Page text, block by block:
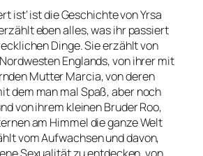
ist‘ ist die Geschichte von Yrsa
eben alles, was ihr passiert
Dinge. Sie erzählt von
Englands, von ihrer mit
Mutter Marcia, von deren
dem man mal Spaß, aber noch
von ihrem kleinen Bruder Roo,
am Himmel die ganze Welt
vom Aufwachsen und davon,